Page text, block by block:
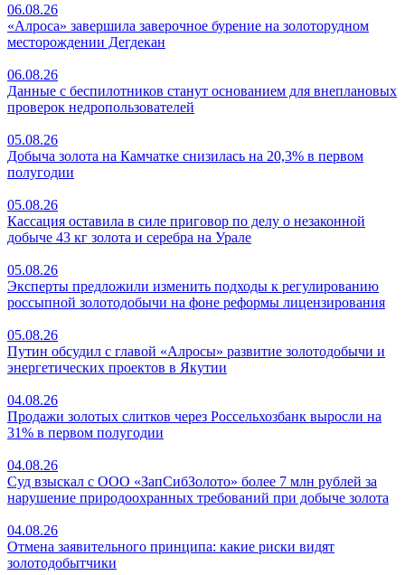
06.08.26
«Алроса» завершила заверочное бурение на золоторудном
месторождении Дегдекан
06.08.26
Данные с беспилотников станут основанием для внеплановых
проверок недропользователей
05.08.26
Добыча золота на Камчатке снизилась на 20,3% в первом
полугодии
05.08.26
Кассация оставила в силе приговор по делу о незаконной
добыче 43 кг золота и серебра на Урале
05.08.26
Эксперты предложили изменить подходы к регулированию
россыпной золотодобычи на фоне реформы лицензирования
05.08.26
Путин обсудил с главой «Алросы» развитие золотодобычи и
энергетических проектов в Якутии
04.08.26
Продажи золотых слитков через Россельхозбанк выросли на
31% в первом полугодии
04.08.26
Суд взыскал с ООО «ЗапСибЗолото» более 7 млн рублей за
нарушение природоохранных требований при добыче золота
04.08.26
Отмена заявительного принципа: какие риски видят
золотодобытчики